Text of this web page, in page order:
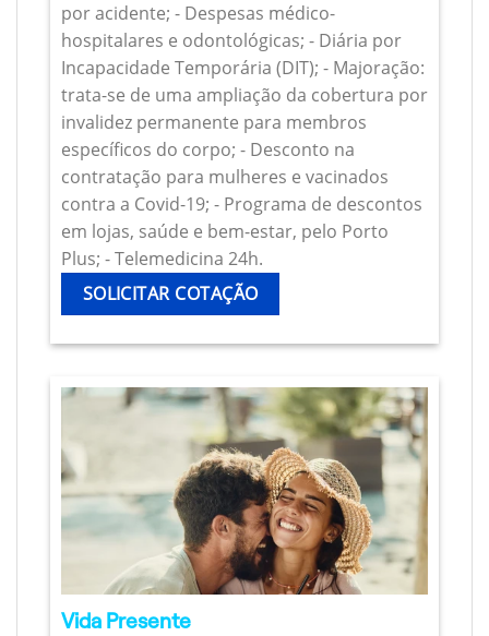
por acidente; - Despesas médico-
hospitalares e odontológicas; - Diária por
Incapacidade Temporária (DIT); - Majoração:
trata-se de uma ampliação da cobertura por
invalidez permanente para membros
específicos do corpo; - Desconto na
contratação para mulheres e vacinados
contra a Covid-19; - Programa de descontos
em lojas, saúde e bem-estar, pelo Porto
Plus; - Telemedicina 24h.
SOLICITAR COTAÇÃO
Vida Presente